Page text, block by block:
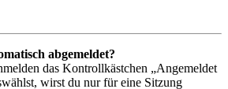
abgemeldet?
das Kontrollkästchen „Angemeldet
wirst du nur für eine Sitzung